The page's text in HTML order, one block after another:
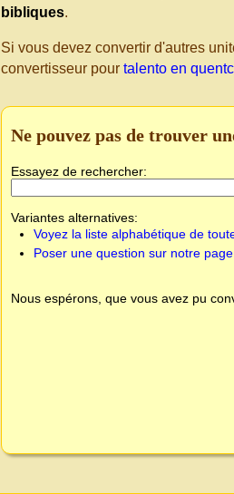
bibliques.
Si vous devez convertir d'autres
convertisseur pour talento en
Ne pouvez pas de trouver
Essayez de rechercher:
Variantes alternatives:
Voyez la liste alphabétique de
Poser une question sur notre
Nous espérons, que vous avez pu